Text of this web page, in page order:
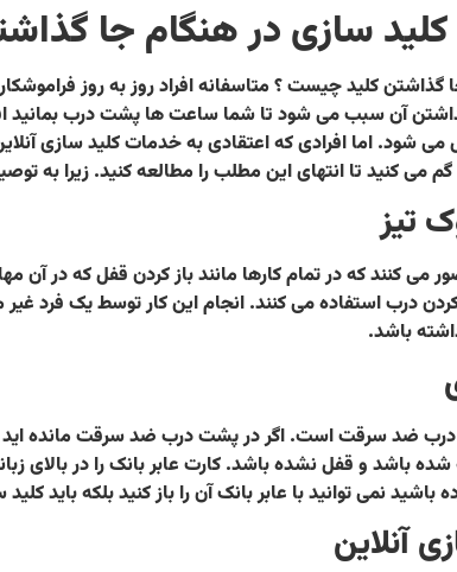
سازی در هنگام جا
گذاشتن کلید چیست ؟ متاسفانه افراد روز به روز
آن سبب می شود تا شما ساعت ها پشت درب بمانید
اما افرادی که اعتقادی به خدمات کلید سازی
می کنید تا انتهای این مطلب را مطالعه کنید. زیرا به
تیز
می کنند که در تمام کارها مانند باز کردن قفل که در آن
کردن درب استفاده می کنند. انجام این کار توسط یک
باشد.
ضد سرقت است. اگر در پشت درب ضد سرقت مانده اید و
باشد و قفل نشده باشد. کارت عابر بانک را در بالای
نمی توانید با عابر بانک آن را باز کنید بلکه باید
آنلاین